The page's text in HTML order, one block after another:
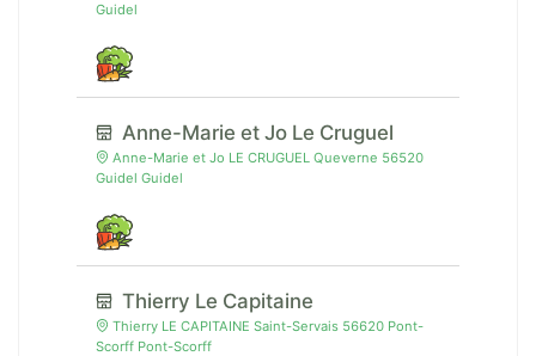
Guidel
Anne-Marie et Jo Le Cruguel
Anne-Marie et Jo LE CRUGUEL Queverne 56520
Guidel Guidel
Thierry Le Capitaine
Thierry LE CAPITAINE Saint-Servais 56620 Pont-
Scorff Pont-Scorff